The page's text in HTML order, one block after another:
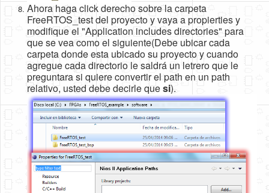
Ahora haga click derecho sobre la carpeta
FreeRTOS_test del proyecto y vaya a propierties y
modifique el "Application includes directories" para
que se vea como el siguiente(Debe ubicar cada
carpeta donde esta ubicado su proyecto y cuando
agregue cada directorio le saldrá un letrero que le
preguntara si quiere convertir el path en un path
relativo, usted debe decirle quesi).